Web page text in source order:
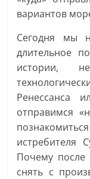
вариантов
Сегодня мы
длительное
истории,
Ренессанса
отправимся
истребителя
Почему после
снять с